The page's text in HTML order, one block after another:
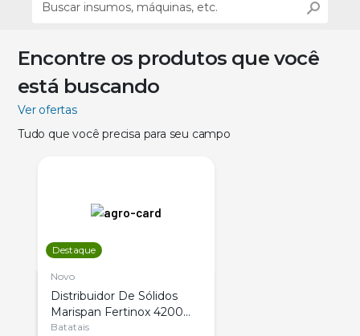
Encontre os produtos que você
está buscando
Ver ofertas
Tudo que você precisa para seu campo
Destaque
Novo
Distribuidor De Sólidos
Marispan Fertinox 4200
Citrus
Batatais